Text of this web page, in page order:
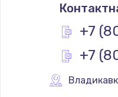
+7
+7